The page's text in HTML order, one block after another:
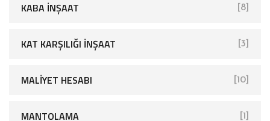
KABA İNŞAAT [8]
KAT KARŞILIĞI İNŞAAT [3]
MALIYET HESABI [10]
MANTOLAMA [1]